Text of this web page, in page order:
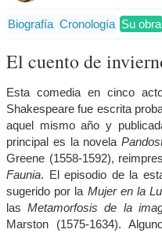
Biografía Cronología Su obra
El cuento de
Esta comedia en cinco
Shakespeare fue escrita
aquel mismo año y
principal es la novela
Greene (1558-1592),
Faunia. El episodio de la
sugerido por la Mujer en la
lasMetamorfosis de la
Marston (1575-1634).